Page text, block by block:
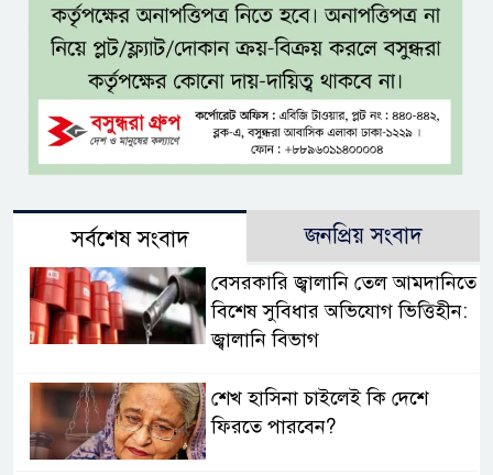
সর্বশেষ সংবাদ জনপ্রিয় সংবাদ
বেসরকারি জ্বালানি তেল আমদানিতে
বিশেষ সুবিধার অভিযোগ ভিত্তিহীন:
জ্বালানি বিভাগ
শেখ হাসিনা চাইলেই কি দেশে
ফিরতে পারবেন?